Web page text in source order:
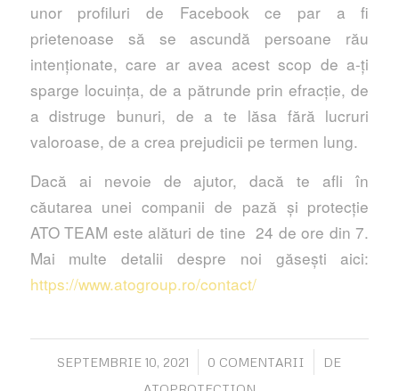
unor profiluri de Facebook ce par a fi
prietenoase să se ascundă persoane rău
intenționate, care ar avea acest scop de a-ți
sparge locuința, de a pătrunde prin efracție, de
a distruge bunuri, de a te lăsa fără lucruri
valoroase, de a crea prejudicii pe termen lung.
Dacă ai nevoie de ajutor, dacă te afli în
căutarea unei companii de pază și protecție
ATO TEAM este alături de tine 24 de ore din 7.
Mai multe detalii despre noi găsești aici:
https://www.atogroup.ro/contact/
SEPTEMBRIE 10, 2021
/ 0 COMENTARII
/
DE